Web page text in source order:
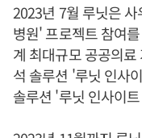
2023년 7월 루닛은
병원' 프로젝트 참여
계 최대규모 공공의
석 솔루션 '루닛 인사
솔루션 '루닛 인사이